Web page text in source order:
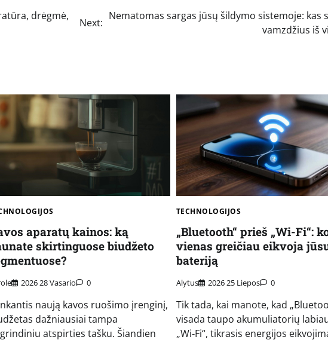
drėgmė,
Next:
Nematomas sargas jūsų šildymo sistemoje: kas
vamzdžius iš
aparatų kainos: ką
skirtinguose biudžeto
2026 28 Vasario 0
naują kavos ruošimo įrenginį,
dažniausiai tampa
atspirties tašku. Šiandien
TECHNOLOGIJOS
„Bluetooth“ prieš „Wi-Fi“:
vienas greičiau eikvoja
bateriją
Alytus 2026 25 Liepos 0
Tik tada, kai manote, kad
visada taupo akumuliatorių
„Wi‑Fi“, tikrasis energijos